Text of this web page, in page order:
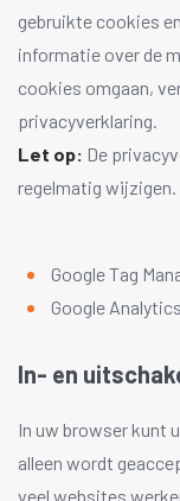
gebruikte cookies
informatie over de
cookies omgaan,
privacyverklaring.
Let op: De
regelmatig wijzigen.
Google Tag
Google Analytics
In- en
In uw browser kunt
alleen wordt
veel websites